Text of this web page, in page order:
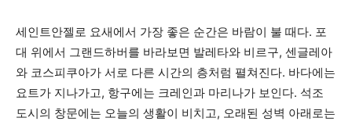
세인트안젤로 요새에서 가장 좋은 순간은 바람이 불 때다. 포
대 위에서 그랜드하버를 바라보면 발레타와 비르구, 센글레아
와 코스피쿠아가 서로 다른 시간의 층처럼 펼쳐진다. 바다에는
요트가 지나가고, 항구에는 크레인과 마리나가 보인다. 석조
도시의 창문에는 오늘의 생활이 비치고, 오래된 성벽 아래로는